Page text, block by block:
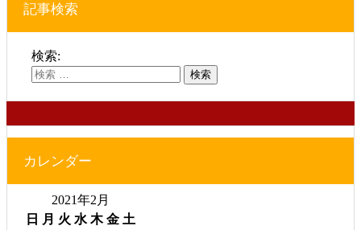
記事検索
検索:
カレンダー
2021年2月
日
月 火 水 木 金 土